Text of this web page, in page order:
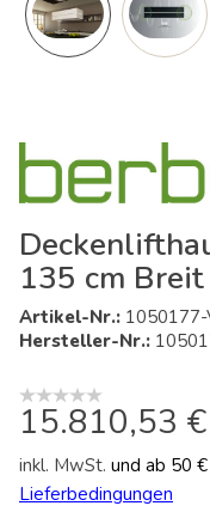
135 cm
Artikel-Nr.: 1050177-
Hersteller-Nr.:
15.810,53
inkl. MwSt. und ab 50
Lieferbedingungen